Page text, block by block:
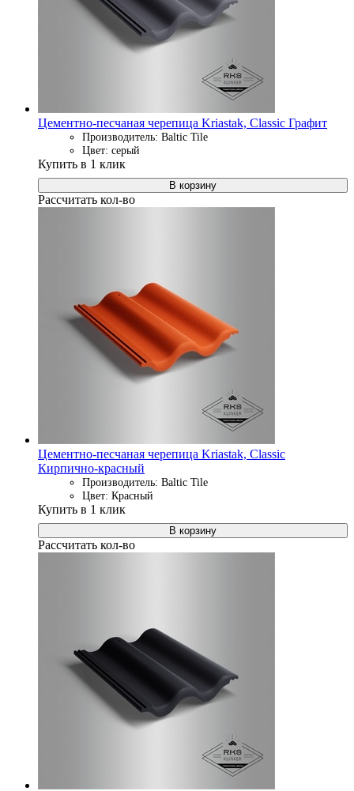
Цементно-песчаная черепица Kriastak, Classic Графит
Производитель: Baltic Tile
Цвет: серый
Купить в 1 клик
В корзину
Рассчитать кол-во
Цементно-песчаная черепица Kriastak, Classic
Кирпично-красный
Производитель: Baltic Tile
Цвет: Красный
Купить в 1 клик
В корзину
Рассчитать кол-во